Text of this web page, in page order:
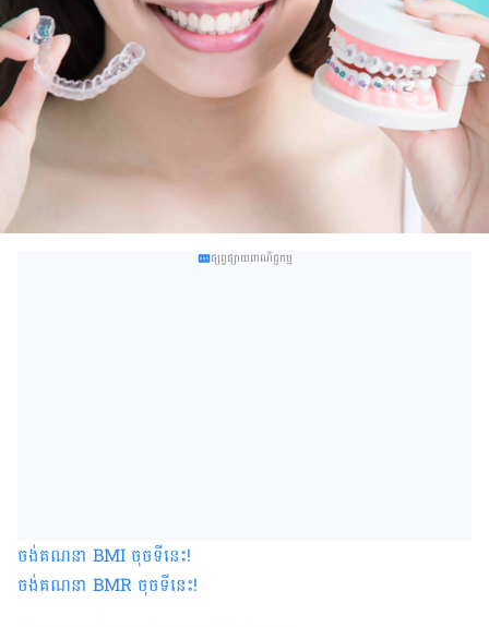
ផ្សព្វផ្សាយពាណិជ្ជកម្ម
ចង់គណនា BMI ចុចទីនេះ!
ចង់គណនា BMR ចុចទីនេះ!